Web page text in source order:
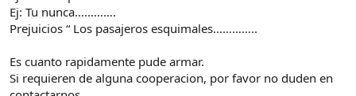
Ej: Tu nunca………….
Prejuicios “ Los pasajeros esquimales…………..
Es cuanto rapidamente pude armar.
Si requieren de alguna cooperacion, por favor no duden en